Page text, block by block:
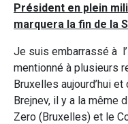
Président en plein
marquera la fin de la
Je suis embarrassé à
mentionné à plusieurs
Bruxelles aujourd’hui
Brejnev, il y a la même
Zero (Bruxelles) et le